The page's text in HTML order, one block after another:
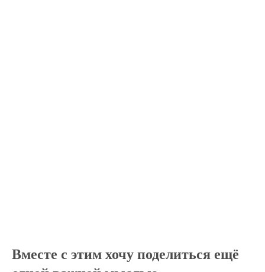
Вместе с этим хочу поделиться ещё